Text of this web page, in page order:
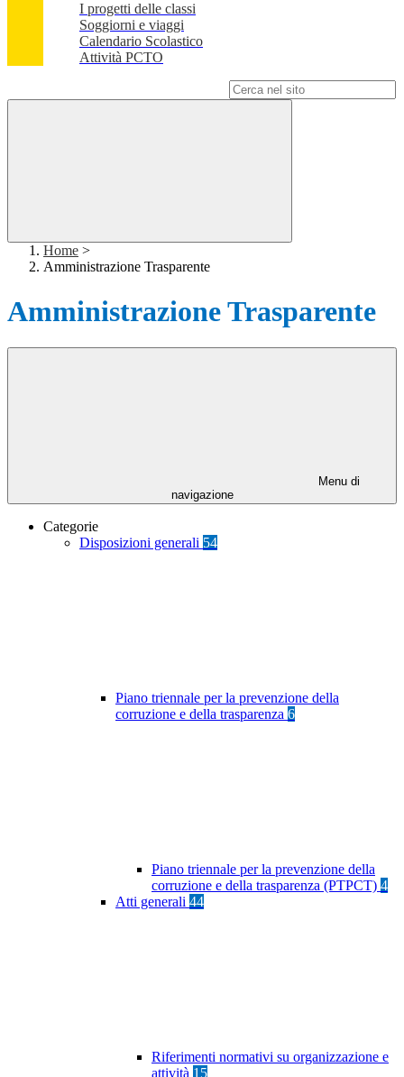
I progetti delle classi
Soggiorni e viaggi
Calendario Scolastico
Attività PCTO
Home >
Amministrazione Trasparente
Amministrazione Trasparente
Menu di
navigazione
Categorie
Disposizioni generali 54
Piano triennale per la prevenzione della
corruzione e della trasparenza 6
Piano triennale per la prevenzione della
corruzione e della trasparenza (PTPCT) 4
Atti generali 44
Riferimenti normativi su organizzazione e
attività 15